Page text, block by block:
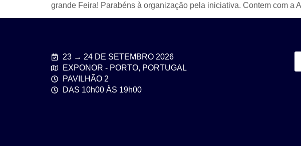
grande Feira! Parabéns à organização pela iniciativa. Contem com a
23 → 24 DE SETEMBRO 2026
EXPONOR - PORTO, PORTUGAL
PAVILHÃO 2
DAS 10h00 ÀS 19h00